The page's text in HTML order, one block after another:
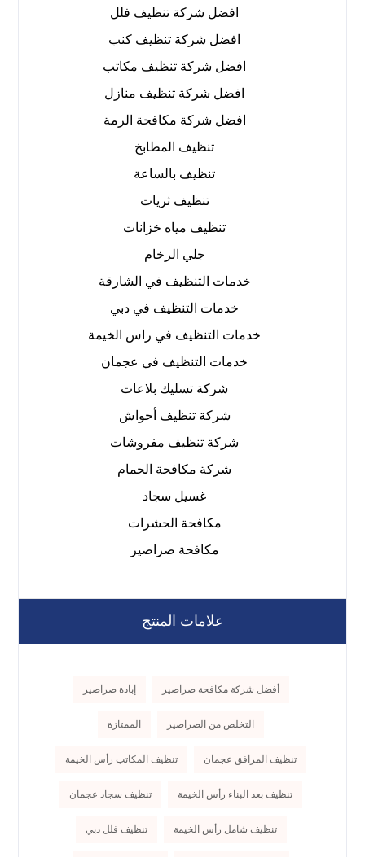
افضل شركة تنظيف فلل
افضل شركة تنظيف كنب
افضل شركة تنظيف مكاتب
افضل شركة تنظيف منازل
افضل شركة مكافحة الرمة
تنظيف المطابخ
تنظيف بالساعة
تنظيف ثريات
تنظيف مياه خزانات
جلي الرخام
خدمات التنظيف في الشارقة
خدمات التنظيف في دبي
خدمات التنظيف في راس الخيمة
خدمات التنظيف في عجمان
شركة تسليك بلاعات
شركة تنظيف أحواش
شركة تنظيف مفروشات
شركة مكافحة الحمام
غسيل سجاد
مكافحة الحشرات
مكافحة صراصير
علامات المنتج
أفضل شركة مكافحة صراصير إبادة صراصير
التخلص من الصراصير الممتازة
تنظيف المرافق عجمان تنظيف المكاتب رأس الخيمة
تنظيف بعد البناء رأس الخيمة تنظيف سجاد عجمان
تنظيف شامل رأس الخيمة تنظيف فلل دبي